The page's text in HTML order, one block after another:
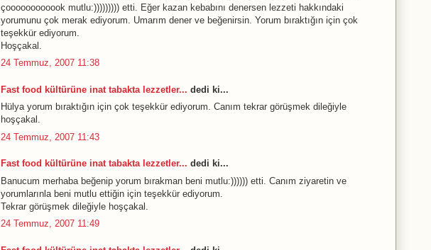
çoooooooooook mutlu:))))))))) etti. Eğer kazan kebabını denersen lezzeti hakkındaki
yorumunu çok merak ediyorum. Umarım dener ve beğenirsin. Yorum bıraktığın için çok
teşekkür ediyorum.
Hoşçakal.
24 Temmuz, 2007 11:38
Fast food kültürüne inat tabakta lezzetler... dedi ki...
Hülya yorum bıraktığın için çok teşekkür ediyorum. Canım tekrar görüşmek dileğiyle
hoşçakal.
24 Temmuz, 2007 11:43
Fast food kültürüne inat tabakta lezzetler... dedi ki...
Banucum merhaba beğenip yorum bırakman beni mutlu:)))))) etti. Canım ziyaretin ve
yorumlarınla beni mutlu ettiğin için teşekkür ediyorum.
Tekrar görüşmek dileğiyle hoşçakal.
24 Temmuz, 2007 11:49